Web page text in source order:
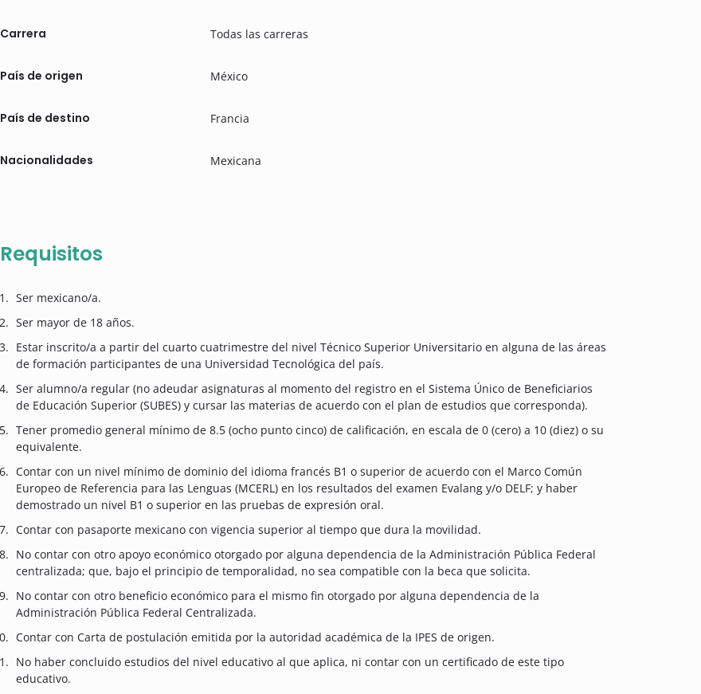
Carrera Todas las carreras
País de origen México
País de destino Francia
Nacionalidades Mexicana
Requisitos
Ser mexicano/a.
Ser mayor de 18 años.
Estar inscrito/a a partir del cuarto cuatrimestre del nivel Técnico Superior Universitario en alguna de las áreas
de formación participantes de una Universidad Tecnológica del país.
Ser alumno/a regular (no adeudar asignaturas al momento del registro en el Sistema Único de Beneficiarios
de Educación Superior (SUBES) y cursar las materias de acuerdo con el plan de estudios que corresponda).
Tener promedio general mínimo de 8.5 (ocho punto cinco) de calificación, en escala de 0 (cero) a 10 (diez) o su
equivalente.
Contar con un nivel mínimo de dominio del idioma francés B1 o superior de acuerdo con el Marco Común
Europeo de Referencia para las Lenguas (MCERL) en los resultados del examen Evalang y/o DELF; y haber
demostrado un nivel B1 o superior en las pruebas de expresión oral.
Contar con pasaporte mexicano con vigencia superior al tiempo que dura la movilidad.
No contar con otro apoyo económico otorgado por alguna dependencia de la Administración Pública Federal
centralizada; que, bajo el principio de temporalidad, no sea compatible con la beca que solicita.
No contar con otro beneficio económico para el mismo fin otorgado por alguna dependencia de la
Administración Pública Federal Centralizada.
Contar con Carta de postulación emitida por la autoridad académica de la IPES de origen.
No haber concluido estudios del nivel educativo al que aplica, ni contar con un certificado de este tipo
educativo.